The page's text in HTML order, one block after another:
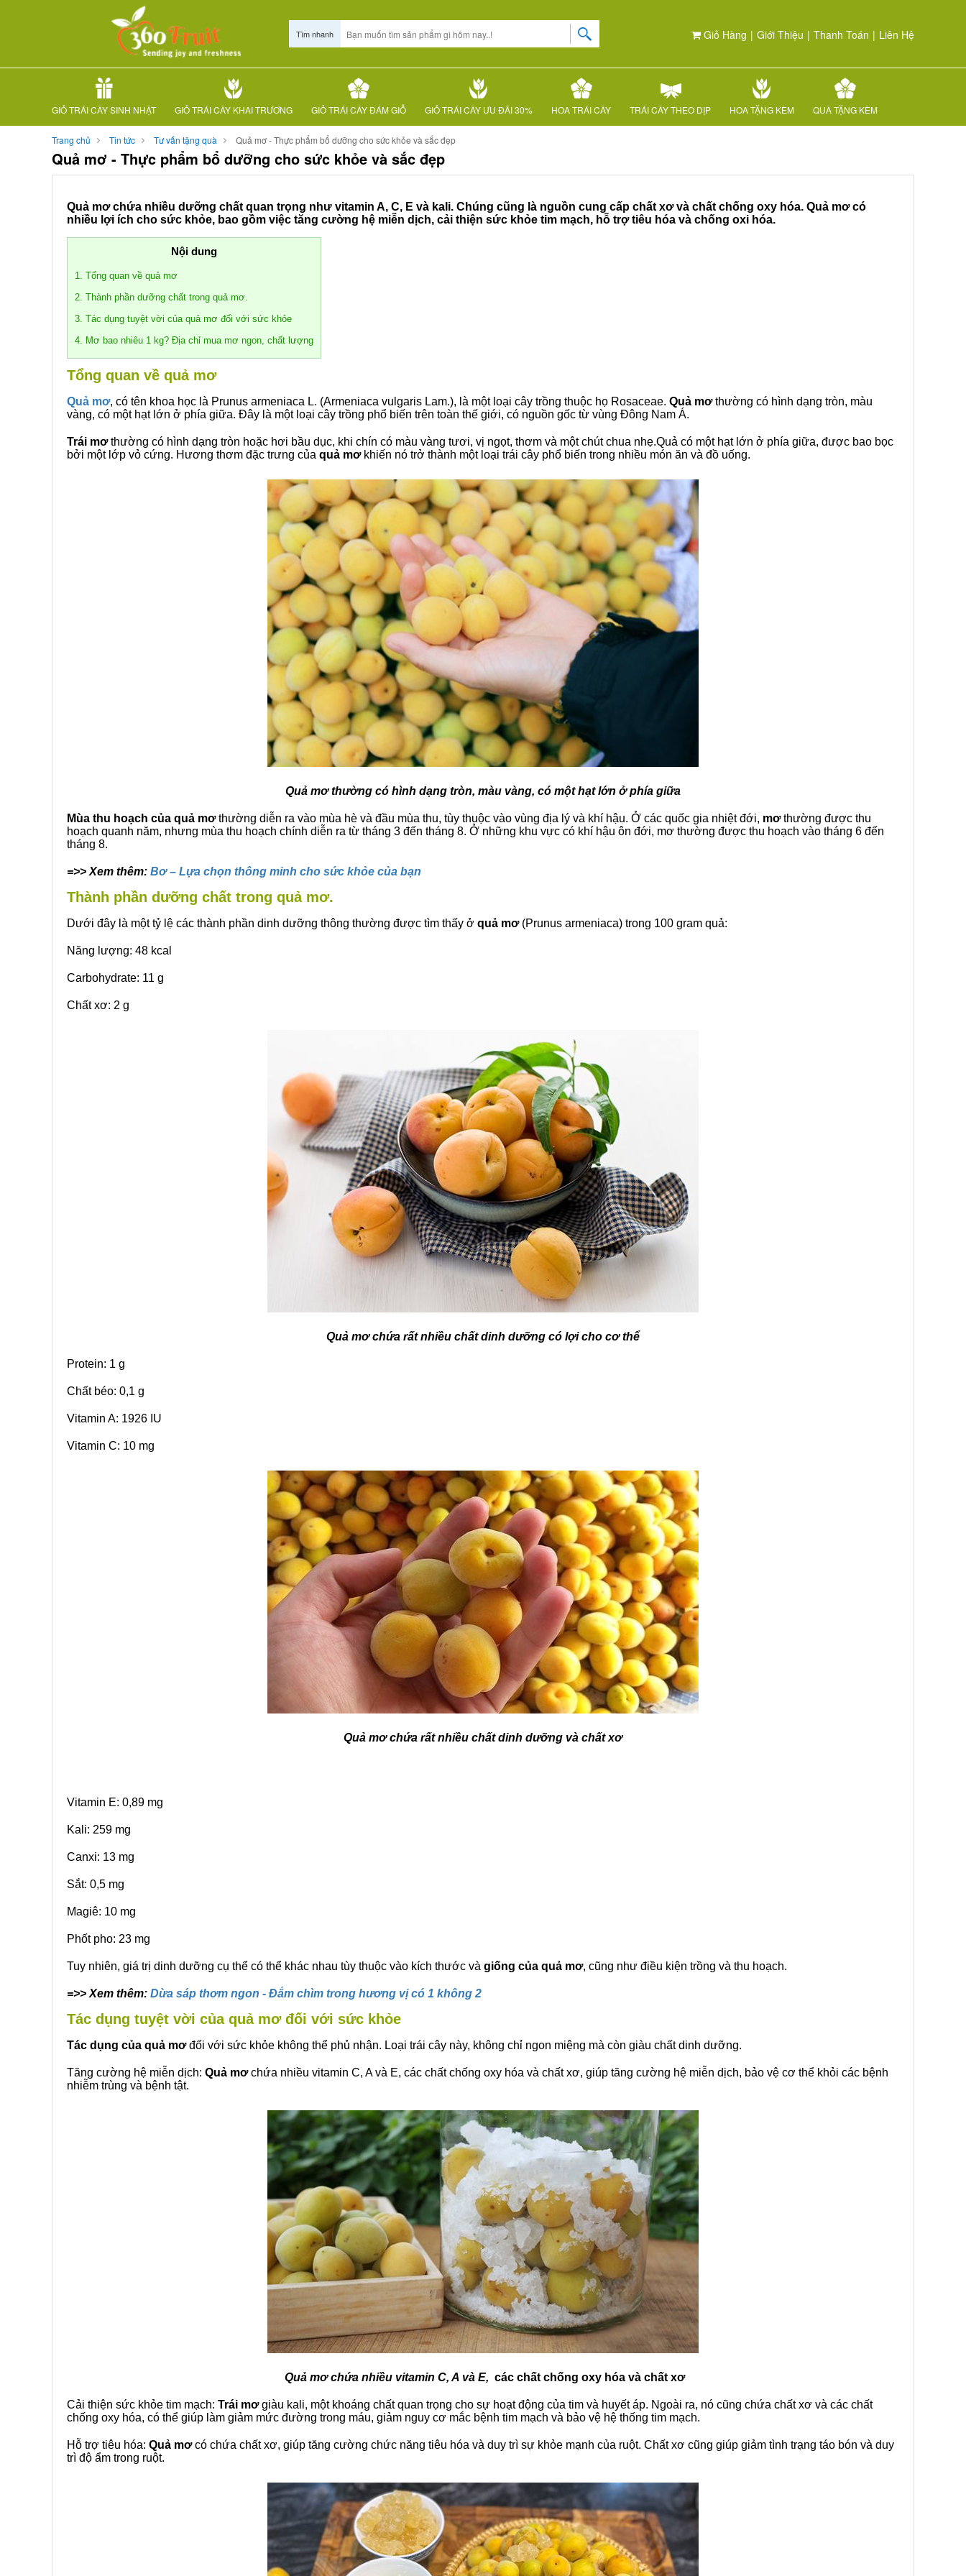
Giỏ Hàng | Giới Thiệu | Thanh Toán | Liên Hệ
Tìm nhanh
GIỎ TRÁI CÂY SINH NHẬT GIỎ TRÁI CÂY KHAI TRƯƠNG GIỎ TRÁI CÂY ĐÁM GIỖ GIỎ TRÁI CÂY ƯU ĐÃI 30% HOA TRÁI CÂY TRÁI CÂY THEO DỊP HOA TẶNG KÈM QUÀ TẶNG KÈM
Trang chủ Tin tức Tư vấn tặng quà Quả mơ - Thực phẩm bổ dưỡng cho sức khỏe và sắc đẹp
Quả mơ - Thực phẩm bổ dưỡng cho sức khỏe và sắc đẹp
Quả mơ chứa nhiều dưỡng chất quan trọng như vitamin A, C, E và kali. Chúng cũng là nguồn cung cấp chất xơ và chất chống oxy hóa. Quả mơ có
nhiều lợi ích cho sức khỏe, bao gồm việc tăng cường hệ miễn dịch, cải thiện sức khỏe tim mạch, hỗ trợ tiêu hóa và chống oxi hóa.
Nội dung
1. Tổng quan về quả mơ
2. Thành phần dưỡng chất trong quả mơ.
3. Tác dụng tuyệt vời của quả mơ đối với sức khỏe
4. Mơ bao nhiêu 1 kg? Địa chỉ mua mơ ngon, chất lượng
Tổng quan về quả mơ
Quả mơ, có tên khoa học là Prunus armeniaca L. (Armeniaca vulgaris Lam.), là một loại cây trồng thuộc họ Rosaceae. Quả mơthường có hình dạng tròn, màu
vàng, có một hạt lớn ở phía giữa. Đây là một loại cây trồng phổ biến trên toàn thế giới, có nguồn gốc từ vùng Đông Nam Á.
Trái mơthường có hình dạng tròn hoặc hơi bầu dục, khi chín có màu vàng tươi, vị ngọt, thơm và một chút chua nhẹ.Quả có một hạt lớn ở phía giữa, được bao bọc
bởi một lớp vỏ cứng. Hương thơm đặc trưng của quả mơkhiến nó trở thành một loại trái cây phổ biến trong nhiều món ăn và đồ uống.
Quả mơ thường có hình dạng tròn, màu vàng, có một hạt lớn ở phía giữa
Mùa thu hoạch của quả mơthường diễn ra vào mùa hè và đầu mùa thu, tùy thuộc vào vùng địa lý và khí hậu. Ở các quốc gia nhiệt đới, mơthường được thu
hoạch quanh năm, nhưng mùa thu hoạch chính diễn ra từ tháng 3 đến tháng 8. Ở những khu vực có khí hậu ôn đới, mơ thường được thu hoạch vào tháng 6 đến
tháng 8.
=>> Xem thêm: Bơ – Lựa chọn thông minh cho sức khỏe của bạn
Thành phần dưỡng chất trong quả mơ.
Dưới đây là một tỷ lệ các thành phần dinh dưỡng thông thường được tìm thấy ở quả mơ(Prunus armeniaca) trong 100 gram quả:
Năng lượng: 48 kcal
Carbohydrate: 11 g
Chất xơ: 2 g
Quả mơ chứa rất nhiều chất dinh dưỡng có lợi cho cơ thể
Protein: 1 g
Chất béo: 0,1 g
Vitamin A: 1926 IU
Vitamin C: 10 mg
Quả mơ chứa rất nhiều chất dinh dưỡng và chất xơ
Vitamin E: 0,89 mg
Kali: 259 mg
Canxi: 13 mg
Sắt: 0,5 mg
Magiê: 10 mg
Phốt pho: 23 mg
Tuy nhiên, giá trị dinh dưỡng cụ thể có thể khác nhau tùy thuộc vào kích thước và giống của quả mơ, cũng như điều kiện trồng và thu hoạch.
=>> Xem thêm: Dừa sáp thơm ngon - Đắm chìm trong hương vị có 1 không 2
Tác dụng tuyệt vời của quả mơ đối với sức khỏe
Tác dụng của quả mơđối với sức khỏe không thể phủ nhận. Loại trái cây này, không chỉ ngon miệng mà còn giàu chất dinh dưỡng.
Tăng cường hệ miễn dịch: Quả mơchứa nhiều vitamin C, A và E, các chất chống oxy hóa và chất xơ, giúp tăng cường hệ miễn dịch, bảo vệ cơ thể khỏi các bệnh
nhiễm trùng và bệnh tật.
Quả mơ chứa nhiều vitamin C, A và E, các chất chống oxy hóa và chất xơ
Cải thiện sức khỏe tim mạch: Trái mơgiàu kali, một khoáng chất quan trọng cho sự hoạt động của tim và huyết áp. Ngoài ra, nó cũng chứa chất xơ và các chất
chống oxy hóa, có thể giúp làm giảm mức đường trong máu, giảm nguy cơ mắc bệnh tim mạch và bảo vệ hệ thống tim mạch.
Hỗ trợ tiêu hóa: Quả mơcó chứa chất xơ, giúp tăng cường chức năng tiêu hóa và duy trì sự khỏe mạnh của ruột. Chất xơ cũng giúp giảm tình trạng táo bón và duy
trì độ ẩm trong ruột.